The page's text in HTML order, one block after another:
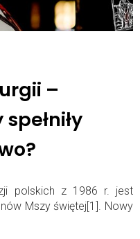
–
polskich z 1986 r. jest
Mszy świętej[1]. Nowy